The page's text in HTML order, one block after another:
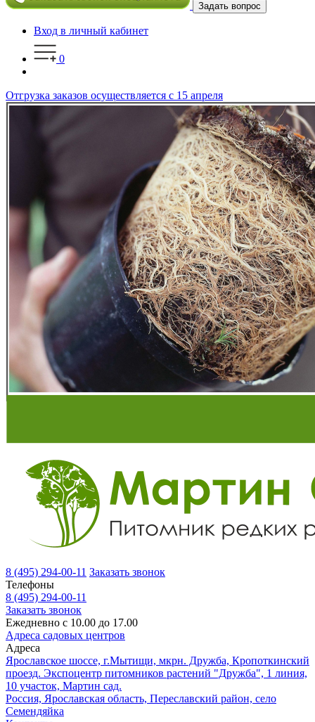
Задать вопрос
Вход в личный кабинет
0
Отгрузка заказов осуществляется с 15 апреля
8 (495) 294-00-11 Заказать звонок
Телефоны
8 (495) 294-00-11
Заказать звонок
Ежедневно с 10.00 до 17.00
Адреса садовых центров
Адреса
Ярославское шоссе, г.Мытищи, мкрн. Дружба, Кропоткинский
проезд. Экспоцентр питомников растений "Дружба", 1 линия,
10 участок, Мартин сад.
Россия, Ярославская область, Переславский район, село
Семендяйка